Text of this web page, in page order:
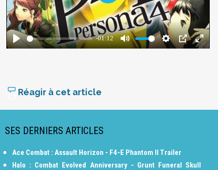
Réagir à cet article
SES DERNIERS ARTICLES
Ace Combat : Assault Horizon - F4-E Phantom II Trailer
Halo : Combat Evolved Anniversary - Grunt Funeral Skull